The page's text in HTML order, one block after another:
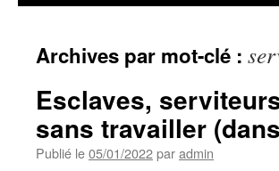
Archives par mot-clé :
Esclaves,
sans travailler
Publié le05/01/2022paradmin